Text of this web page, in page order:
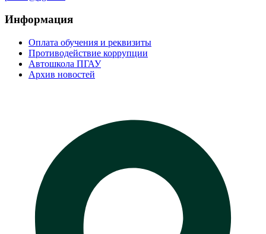
Информация
Оплата обучения и реквизиты
Противодействие коррупции
Автошкола ПГАУ
Архив новостей